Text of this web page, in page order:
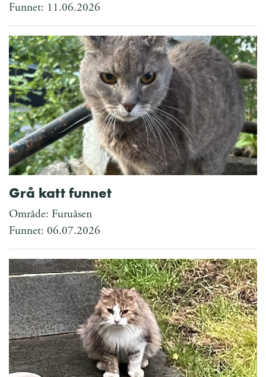
Funnet: 11.06.2026
Grå katt funnet
Område: Furuåsen
Funnet: 06.07.2026